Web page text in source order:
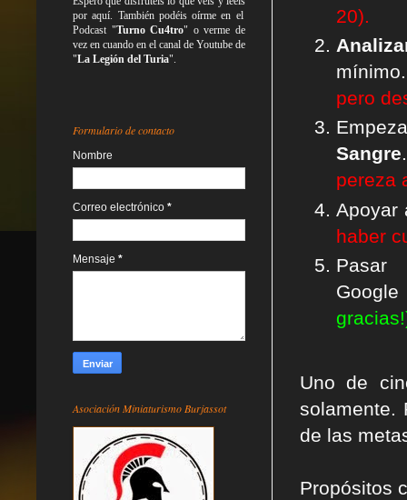
20).
pero
Sangre
pereza
Apoyar
haber
Uno de
solamente.
de las
Propósitos
por aquí. También podéis oírme en el
Podcast "Turno Cu4tro" o verme de
vez en cuando en el canal de Youtube de
"La Legión del Turia".
Formulario de contacto
Nombre
Correo electrónico *
Mensaje *
Asociación Miniaturismo Burjassot